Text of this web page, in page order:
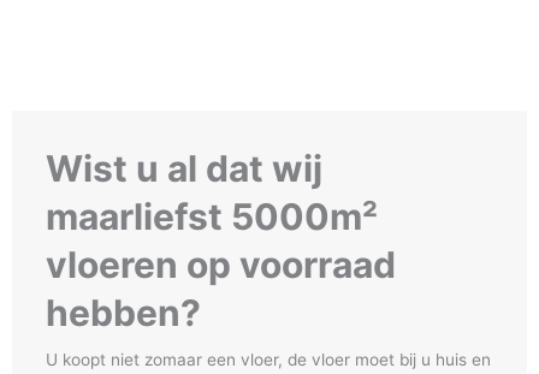
Wist u al dat wij
maarliefst 5000m²
vloeren op voorraad
hebben?
U koopt niet zomaar een vloer, de vloer moet bij u huis en